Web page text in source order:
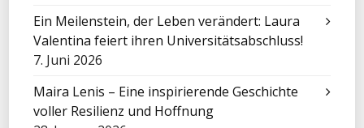
Ein Meilenstein, der Leben verändert: Laura
Valentina feiert ihren Universitätsabschluss!
7. Juni 2026
Maira Lenis – Eine inspirierende Geschichte
voller Resilienz und Hoffnung